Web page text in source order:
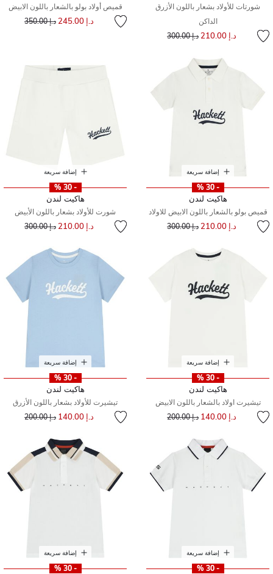
شورتات للأولاد بشعار باللون الأزرق
الداكن
د.إ 210.00 سعر مخفض مند.إ 300.00
قميص أولاد بولو بالشعار باللون الابيض
د.إ 245.00 سعر مخفض من
د.إ 350.00 إلى
إضافة سريعة
- 30 %
هاكيت لندن
قميص بولو بالشعار باللون الابيض للاولاد
د.إ 210.00 سعر مخفض مند.إ 300.00
إضافة سريعة
- 30 %
هاكيت لندن
شورت للأولاد بشعار باللون الأبيض
د.إ 210.00 سعر مخفض من
د.إ 300.00 إلى
إضافة سريعة
- 30 %
هاكيت لندن
تيشيرت اولاد بالشعار باللون الابيض
د.إ 140.00 سعر مخفض مند.إ 200.00
إضافة سريعة
- 30 %
هاكيت لندن
تيشيرت للأولاد بشعار باللون الأزرق
د.إ 140.00 سعر مخفض من
د.إ 200.00 إلى
إضافة سريعة
- 30 %
إضافة سريعة
- 30 %